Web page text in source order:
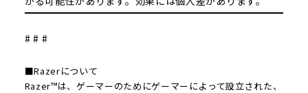
# # #
■Razerについて
Razer™は、ゲーマーのためにゲーマーによって設立された、